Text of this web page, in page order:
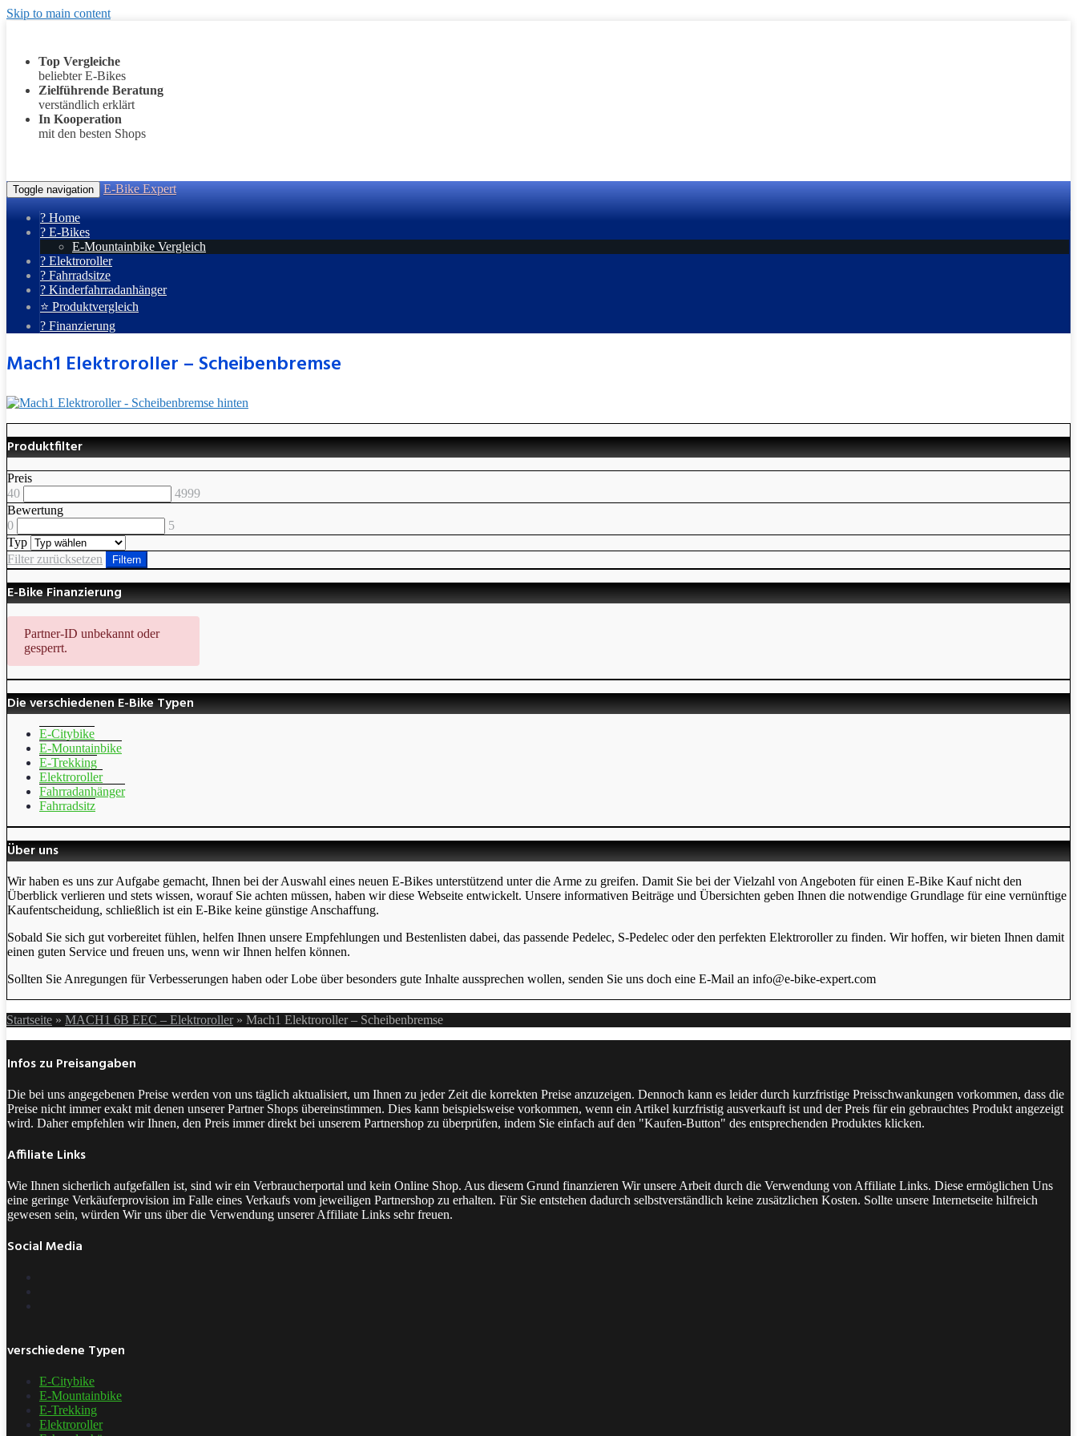
Skip to main content
Top Vergleiche
beliebter E-Bikes
Zielführende Beratung
verständlich erklärt
In Kooperation
mit den besten Shops
Toggle navigation E-Bike Expert
? Home
? E-Bikes
E-Mountainbike Vergleich
? Elektroroller
? Fahrradsitze
? Kinderfahrradanhänger
⭐ Produktvergleich
? Finanzierung
Mach1 Elektroroller – Scheibenbremse
Produktfilter
Preis
40
4999
Bewertung
0
5
Typ
Filter zurücksetzen
Filtern
E-Bike Finanzierung
Partner-ID unbekannt oder
gesperrt.
Die verschiedenen E-Bike Typen
E-Citybike
E-Mountainbike
E-Trekking
Elektroroller
Fahrradanhänger
Fahrradsitz
Über uns
Wir haben es uns zur Aufgabe gemacht, Ihnen bei der Auswahl eines neuen E-Bikes unterstützend unter die Arme zu greifen. Damit Sie bei der Vielzahl von Angeboten für einen E-Bike Kauf nicht den
Überblick verlieren und stets wissen, worauf Sie achten müssen, haben wir diese Webseite entwickelt. Unsere informativen Beiträge und Übersichten geben Ihnen die notwendige Grundlage für eine vernünftige
Kaufentscheidung, schließlich ist ein E-Bike keine günstige Anschaffung.
Sobald Sie sich gut vorbereitet fühlen, helfen Ihnen unsere Empfehlungen und Bestenlisten dabei, das passende Pedelec, S-Pedelec oder den perfekten Elektroroller zu finden. Wir hoffen, wir bieten Ihnen damit
einen guten Service und freuen uns, wenn wir Ihnen helfen können.
Sollten Sie Anregungen für Verbesserungen haben oder Lobe über besonders gute Inhalte aussprechen wollen, senden Sie uns doch eine E-Mail an info@e-bike-expert.com
Startseite » MACH1 6B EEC – Elektroroller» Mach1 Elektroroller – Scheibenbremse
Infos zu Preisangaben
Die bei uns angegebenen Preise werden von uns täglich aktualisiert, um Ihnen zu jeder Zeit die korrekten Preise anzuzeigen. Dennoch kann es leider durch kurzfristige Preisschwankungen vorkommen, dass die
Preise nicht immer exakt mit denen unserer Partner Shops übereinstimmen. Dies kann beispielsweise vorkommen, wenn ein Artikel kurzfristig ausverkauft ist und der Preis für ein gebrauchtes Produkt angezeigt
wird. Daher empfehlen wir Ihnen, den Preis immer direkt bei unserem Partnershop zu überprüfen, indem Sie einfach auf den "Kaufen-Button" des entsprechenden Produktes klicken.
Affiliate Links
Wie Ihnen sicherlich aufgefallen ist, sind wir ein Verbraucherportal und kein Online Shop. Aus diesem Grund finanzieren Wir unsere Arbeit durch die Verwendung von Affiliate Links. Diese ermöglichen Uns
eine geringe Verkäuferprovision im Falle eines Verkaufs vom jeweiligen Partnershop zu erhalten. Für Sie entstehen dadurch selbstverständlich keine zusätzlichen Kosten. Sollte unsere Internetseite hilfreich
gewesen sein, würden Wir uns über die Verwendung unserer Affiliate Links sehr freuen.
Social Media
verschiedene Typen
E-Citybike
E-Mountainbike
E-Trekking
Elektroroller